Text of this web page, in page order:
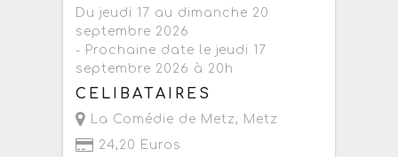
Du jeudi 17 au dimanche 20
septembre 2026
- Prochaine date le jeudi 17
septembre 2026 à 20h
CELIBATAIRES
La Comédie de Metz, Metz
24,20 Euros